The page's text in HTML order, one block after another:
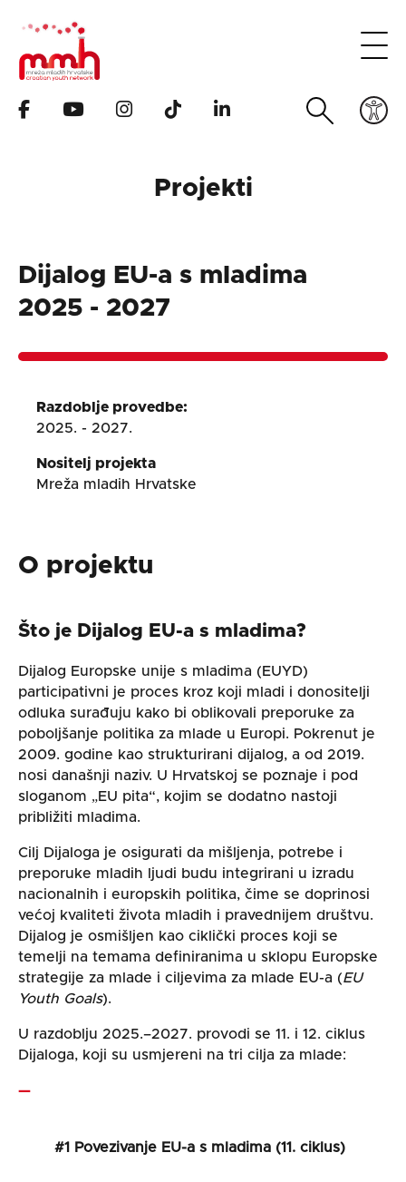
Projekti
Dijalog EU-a s mladima
2025 - 2027
Razdoblje provedbe:
2025. - 2027.
Nositelj projekta
Mreža mladih Hrvatske
O projektu
Što je Dijalog EU-a s mladima?
Dijalog Europske unije s mladima (EUYD)
participativni je proces kroz koji mladi i donositelji
odluka surađuju kako bi oblikovali preporuke za
poboljšanje politika za mlade u Europi. Pokrenut je
2009. godine kao strukturirani dijalog, a od 2019.
nosi današnji naziv. U Hrvatskoj se poznaje i pod
sloganom „EU pita“, kojim se dodatno nastoji
približiti mladima.
Cilj Dijaloga je osigurati da mišljenja, potrebe i
preporuke mladih ljudi budu integrirani u izradu
nacionalnih i europskih politika, čime se doprinosi
većoj kvaliteti života mladih i pravednijem društvu.
Dijalog je osmišljen kao ciklički proces koji se
temelji na temama definiranima u sklopu Europske
strategije za mlade i ciljevima za mlade EU-a (EU
Youth Goals).
U razdoblju 2025.–2027. provodi se 11. i 12. ciklus
Dijaloga, koji su usmjereni na tri cilja za mlade:
#1 Povezivanje EU-a s mladima (11. ciklus)